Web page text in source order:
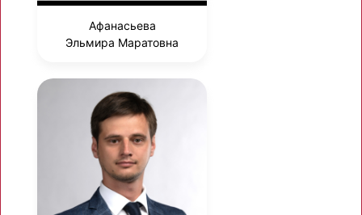
Афанасьева
Эльмира Маратовна